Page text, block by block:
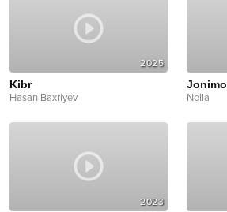
2025
Kibr
Hasan Baxriyev
Jonimo
Noila
2023